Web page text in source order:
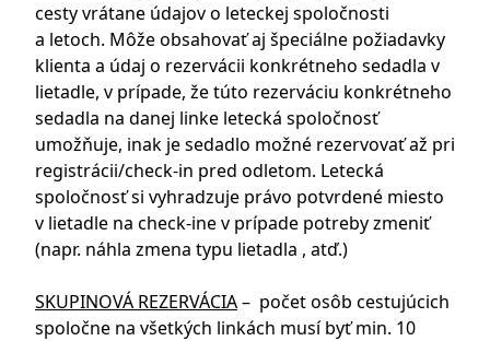
cesty vrátane údajov o leteckej spoločnosti
a letoch. Môže obsahovať aj špeciálne požiadavky
klienta a údaj o rezervácii konkrétneho sedadla v
lietadle, v prípade, že túto rezerváciu konkrétneho
sedadla na danej linke letecká spoločnosť
umožňuje, inak je sedadlo možné rezervovať až pri
registrácii/check-in pred odletom. Letecká
spoločnosť si vyhradzuje právo potvrdené miesto
v lietadle na check-ine v prípade potreby zmeniť
(napr. náhla zmena typu lietadla , atď.)
SKUPINOVÁ REZERVÁCIA– počet osôb cestujúcich
spoločne na všetkých linkách musí byť min. 10